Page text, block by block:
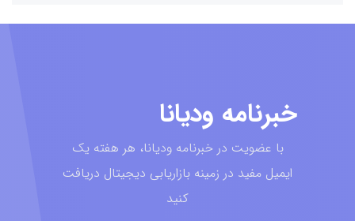
خبرنامه ودیانا
با عضویت در خبرنامه ودیانا، هر هفته یک
ایمیل مفید در زمینه بازاریابی دیجیتال دریافت
کنید